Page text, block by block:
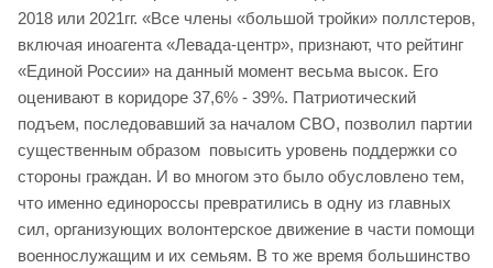
2018 или 2021гг. «Все члены «большой тройки» поллстеров,
включая иноагента «Левада-центр», признают, что рейтинг
«Единой России» на данный момент весьма высок. Его
оценивают в коридоре 37,6% - 39%. Патриотический
подъем, последовавший за началом СВО, позволил партии
существенным образом повысить уровень поддержки со
стороны граждан. И во многом это было обусловлено тем,
что именно единороссы превратились в одну из главных
сил, организующих волонтерское движение в части помощи
военнослужащим и их семьям. В то же время большинство